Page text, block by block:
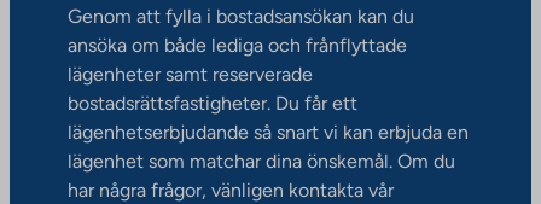
Genom att fylla i bostadsansökan kan du
ansöka om både lediga och frånflyttade
lägenheter samt reserverade
bostadsrättsfastigheter. Du får ett
lägenhetserbjudande så snart vi kan erbjuda en
lägenhet som matchar dina önskemål. Om du
har några frågor, vänligen kontakta vår